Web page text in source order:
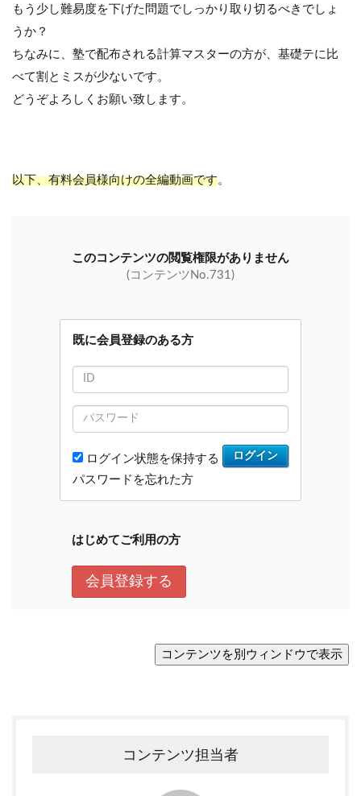
もう少し難易度を下げた問題でしっかり取り切るべきでしょ
うか？
ちなみに、塾で配布される計算マスターの方が、基礎テに比
べて割とミスが少ないです。
どうぞよろしくお願い致します。
以下、有料会員様向けの全編動画です。
コンテンツ担当者